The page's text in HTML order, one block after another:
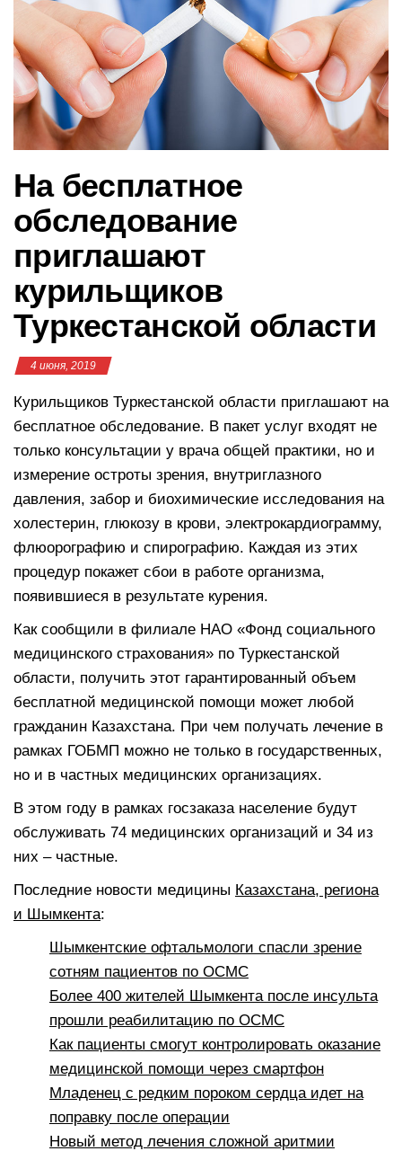
ю
На бесплатное
обследование
приглашают
курильщиков
Туркестанской области
4 июня, 2019
Курильщиков Туркестанской области приглашают на
бесплатное обследование. В пакет услуг входят не
только консультации у врача общей практики, но и
измерение остроты зрения, внутриглазного
давления, забор и биохимические исследования на
холестерин, глюкозу в крови, электрокардиограмму,
флюорографию и спирографию. Каждая из этих
процедур покажет сбои в работе организма,
появившиеся в результате курения.
Как сообщили в филиале НАО «Фонд социального
медицинского страхования» по Туркестанской
области, получить этот гарантированный объем
бесплатной медицинской помощи может любой
гражданин Казахстана. При чем получать лечение в
рамках ГОБМП можно не только в государственных,
но и в частных медицинских организациях.
В этом году в рамках госзаказа население будут
обслуживать 74 медицинских организаций и 34 из
них – частные.
Последние новости медицины Казахстана, региона
и Шымкента:
Шымкентские офтальмологи спасли зрение
сотням пациентов по ОСМС
Более 400 жителей Шымкента после инсульта
прошли реабилитацию по ОСМС
Как пациенты смогут контролировать оказание
медицинской помощи через смартфон
Младенец с редким пороком сердца идет на
поправку после операции
Новый метод лечения сложной аритмии